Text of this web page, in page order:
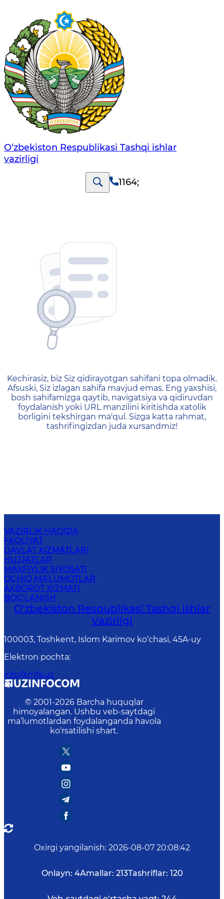
O‘zbеkistоn Rеspublikаsi Tashqi ishlаr
vаzirligi
1164;
404 — Страница не
Kechirasiz, biz Siz qidirayotgan sahifani topa olmadik.
Afsuski, Siz izlagan sahifa mavjud emas. Eng yaxshisi,
bosh sahifamizga qaytib, navigatsiya va qidiruvdan
foydalanish yoki URL manzilini kiritishda xatolik
borligini tekshirgan ma'qul. Sizga katta rahmat,
tashrifingizdan juda xursandmiz!
VAZIRLIK HAQIDA
FAOLIYAT
DAVLAT XIZMATLARI
HUJJATLAR
MAXFIYLIK SIYOSATI
OCHIQ MA'LUMOTLAR
AXBOROT XIZMATI
BOG‘LANISH
O‘zbеkistоn Rеspublikаsi Tashqi Ishlаr
Vаzirligi
100003, Toshkent, Islom Karimov ko‘chasi, 45A-uy
Elektron pochta:
info@mfa.uz
© 2001-2026 Barcha huquqlar
himoyalangan. Ushbu veb-saytdagi
ma’lumotlardan foydalanganda havola
ko‘rsatilishi shart.
Oxirgi yangilanish: 2026-08-07 20:08:42
Onlayn: 4Amallar: 213Tashriflar: 120